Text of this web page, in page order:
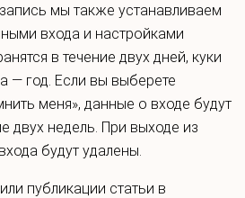
мы также устанавливаем
входа и настройками
в течение двух дней, куки
— год. Если вы выберете
меня», данные о входе будут
двух недель. При выходе из
будут удалены.
публикации статьи в